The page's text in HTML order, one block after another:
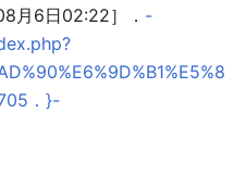
月6日02:22］． -
．}-